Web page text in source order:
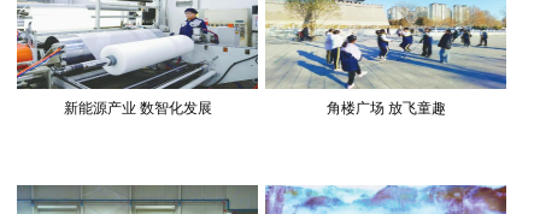
新能源产业 数智化发展 角楼广场 放飞童趣